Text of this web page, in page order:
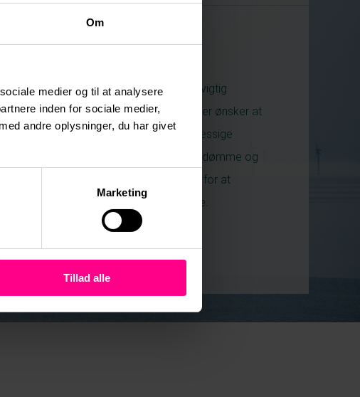
Om
medier og til at analysere
inden for sociale medier,
andre oplysninger, du har givet
Marketing
Tillad alle
Klimaregnskabet er derfor en vigtig
ressource for virksomheder, der ønsker at
tage ansvar for deres miljømæssige
påvirkning, forbedre deres omdømme og
bidrage til den globale indsats for at
bekæmpe klimaforandringerne.